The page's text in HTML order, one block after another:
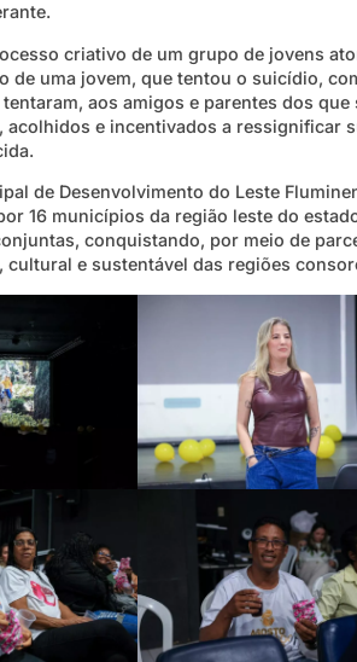
criativo de um grupo de jovens
de uma jovem, que tentou o suicídio,
aos amigos e parentes dos
acolhidos e incentivados a ressignificar
de Desenvolvimento do Leste
16 municípios da região leste do
conquistando, por meio de
e sustentável das regiões